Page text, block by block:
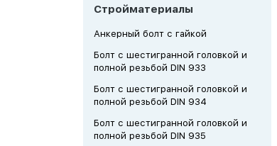
Стройматериалы
Анкерный болт с гайкой
Болт с шестигранной головкой и
полной резьбой DIN 933
Болт с шестигранной головкой и
полной резьбой DIN 934
Болт с шестигранной головкой и
полной резьбой DIN 935